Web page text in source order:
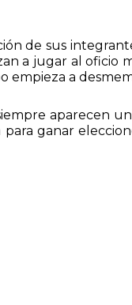
de sus
a jugar al oficio
empieza a
aparecen
ganar